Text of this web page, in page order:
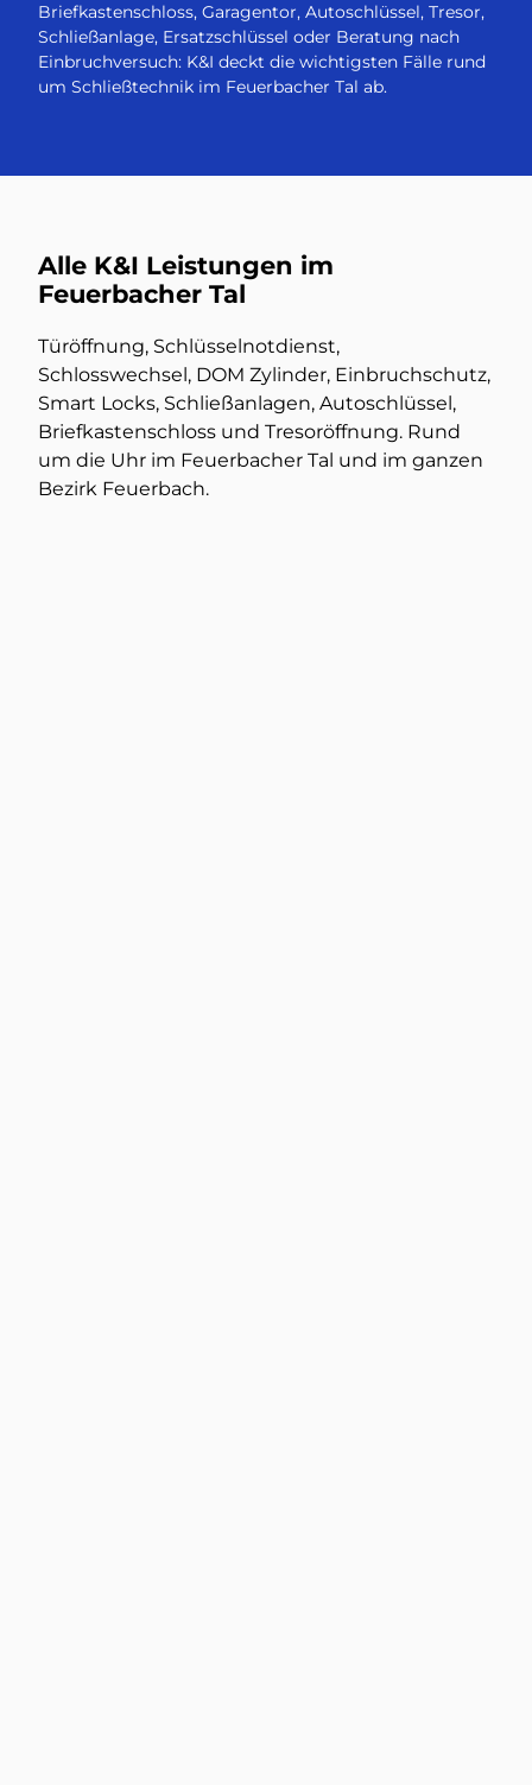
Briefkastenschloss, Garagentor, Autoschlüssel, Tresor,
Schließanlage, Ersatzschlüssel oder Beratung nach
Einbruchversuch: K&I deckt die wichtigsten Fälle rund
um Schließtechnik im Feuerbacher Tal ab.
Alle K&I Leistungen im
Feuerbacher Tal
Türöffnung, Schlüsselnotdienst,
Schlosswechsel, DOM Zylinder, Einbruchschutz,
Smart Locks, Schließanlagen, Autoschlüssel,
Briefkastenschloss und Tresoröffnung. Rund
um die Uhr im Feuerbacher Tal und im ganzen
Bezirk Feuerbach.